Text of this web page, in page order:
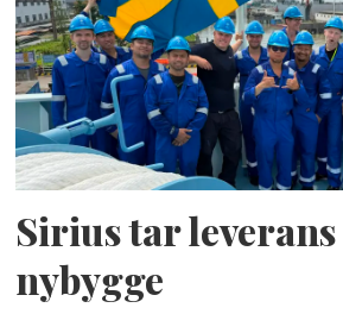
Sirius tar leverans
nybygge